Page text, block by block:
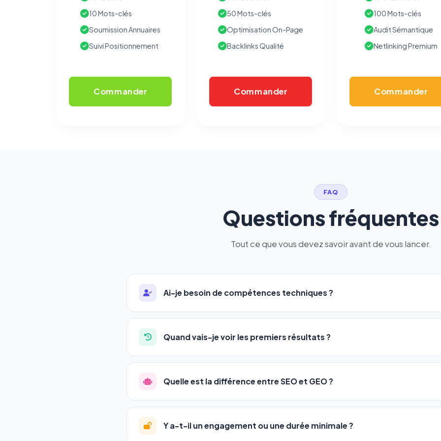
10 Mots-clés
Soumission Annuaires
Suivi Positionnement
Commander
50 Mots-clés
Optimisation On-Page
Backlinks Qualité
Commander
100 Mots-clés
Audit Sémantique
Netlinking Premium
Commander
FAQ
Questions fréquentes
Tout ce que vous devez savoir avant de vous lancer.
Ai-je besoin de compétences techniques ?
Absolument pas. Notre logiciel a été conçu pour être accessible àtous les profils:
auto-entrepreneurs, PME ou agences. Pas de code, pas de configuration complexe —
l'adresse de votre site, décrivez votre activité, et le logiciel gère tout en automatique
Quand vais-je voir les premiers résultats ?
La plupart de nos utilisateurs observent une amélioration de leur positionnement en4
progression
votre tableau de bord.
Quelle est la différence entre SEO et GEO ?
LeSEO(Search Engine Optimization) vous positionne sur les moteurs classiques :
GEO(Generative Engine Optimization) va plus loin : il fait en sorte que les IA
Gemini et Perplexity
vous citent comme référence dans leurs réponses. Notre
Y a-t-il un engagement ou une durée minimale ?
Permettent d'afficher des publicités pertinentes et de
mesurer l'efficacité de nos campagnes (Google Ads,
Meta/Facebook). Vous pouvez les refuser sans impact sur
votre navigation.
Traceurs des courriels HORS SITE WEB
Les e-mails peuvent contenir un pixel d'ouverture et des liens
traçants (Art. 82 loi Informatique et Libertés ; recommandation CNIL
pixels 2026 / FAQ juillet 2026).
Ce suivi n'est pas géré par ce